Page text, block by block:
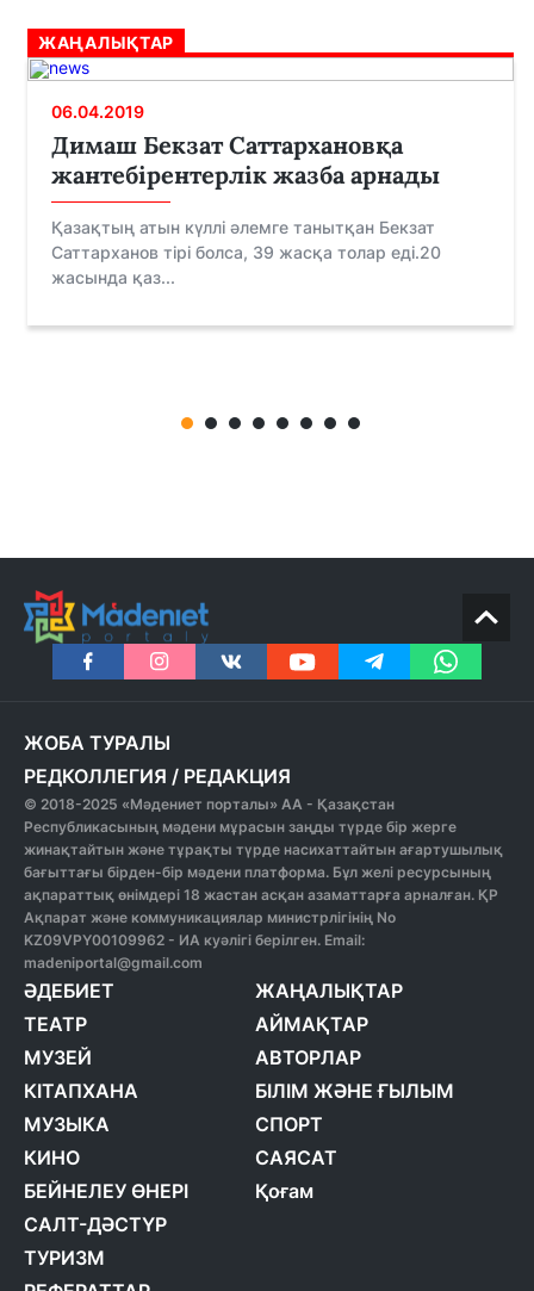
ЖАҢАЛЫҚТАР
06.04.2019
Димаш Бекзат Саттархановқа
жантебірентерлік жазба арнады
Қазақтың атын күллі әлемге танытқан Бекзат
Саттарханов тірі болса, 39 жасқа толар еді.20
жасында қаз...
ЖОБА ТУРАЛЫ
РЕДКОЛЛЕГИЯ / РЕДАКЦИЯ
© 2018-2025 «Мәдениет порталы» АА - Қазақстан
Республикасының мәдени мұрасын заңды түрде бір жерге
жинақтайтын және тұрақты түрде насихаттайтын ағартушылық
бағыттағы бірден-бір мәдени платформа. Бұл желі ресурсының
ақпараттық өнімдері 18 жастан асқан азаматтарға арналған. ҚР
Ақпарат және коммуникациялар министрлігінің No
KZ09VPY00109962 - ИА куәлігі берілген. Email:
madeniportal@gmail.com
ӘДЕБИЕТ
ТЕАТР
МУЗЕЙ
КІТАПХАНА
МУЗЫКА
КИНО
БЕЙНЕЛЕУ ӨНЕРІ
САЛТ-ДӘСТҮР
ТУРИЗМ
ЖАҢАЛЫҚТАР
АЙМАҚТАР
АВТОРЛАР
БІЛІМ ЖӘНЕ ҒЫЛЫМ
СПОРТ
САЯСАТ
Қоғам